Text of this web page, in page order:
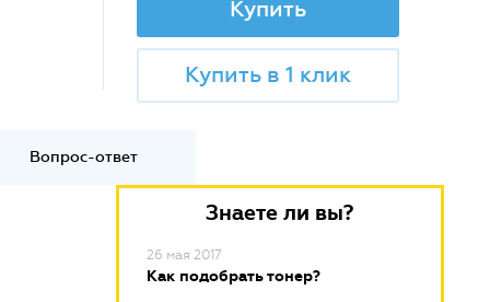
Купить
Купить в 1 клик
Вопрос-ответ
Знаете ли вы?
26 мая 2017
Как подобрать тонер?